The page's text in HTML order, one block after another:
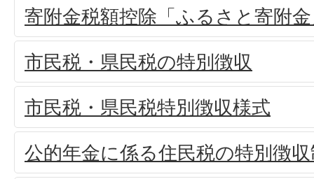
寄附金税額控除「ふるさと寄附
市民税・県民税の特別徴収
市民税・県民税特別徴収様式
公的年金に係る住民税の特別徴